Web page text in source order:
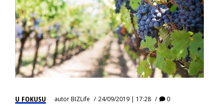
U FOKUSU autorBIZLife 24/09/2019 | 17:28 0